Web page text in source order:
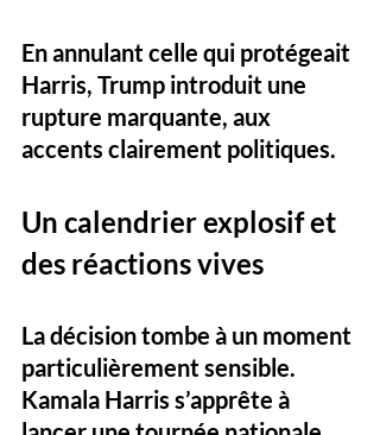
En annulant celle qui protégeait
Harris, Trump introduit une
rupture marquante, aux
accents clairement politiques.
Un calendrier explosif et
des réactions vives
La décision tombe à un moment
particulièrement sensible.
Kamala Harris s’apprête à